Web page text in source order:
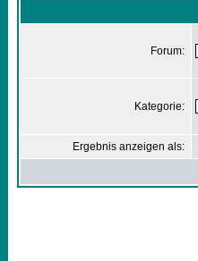
Forum:
Kategorie:
Ergebnis anzeigen als: